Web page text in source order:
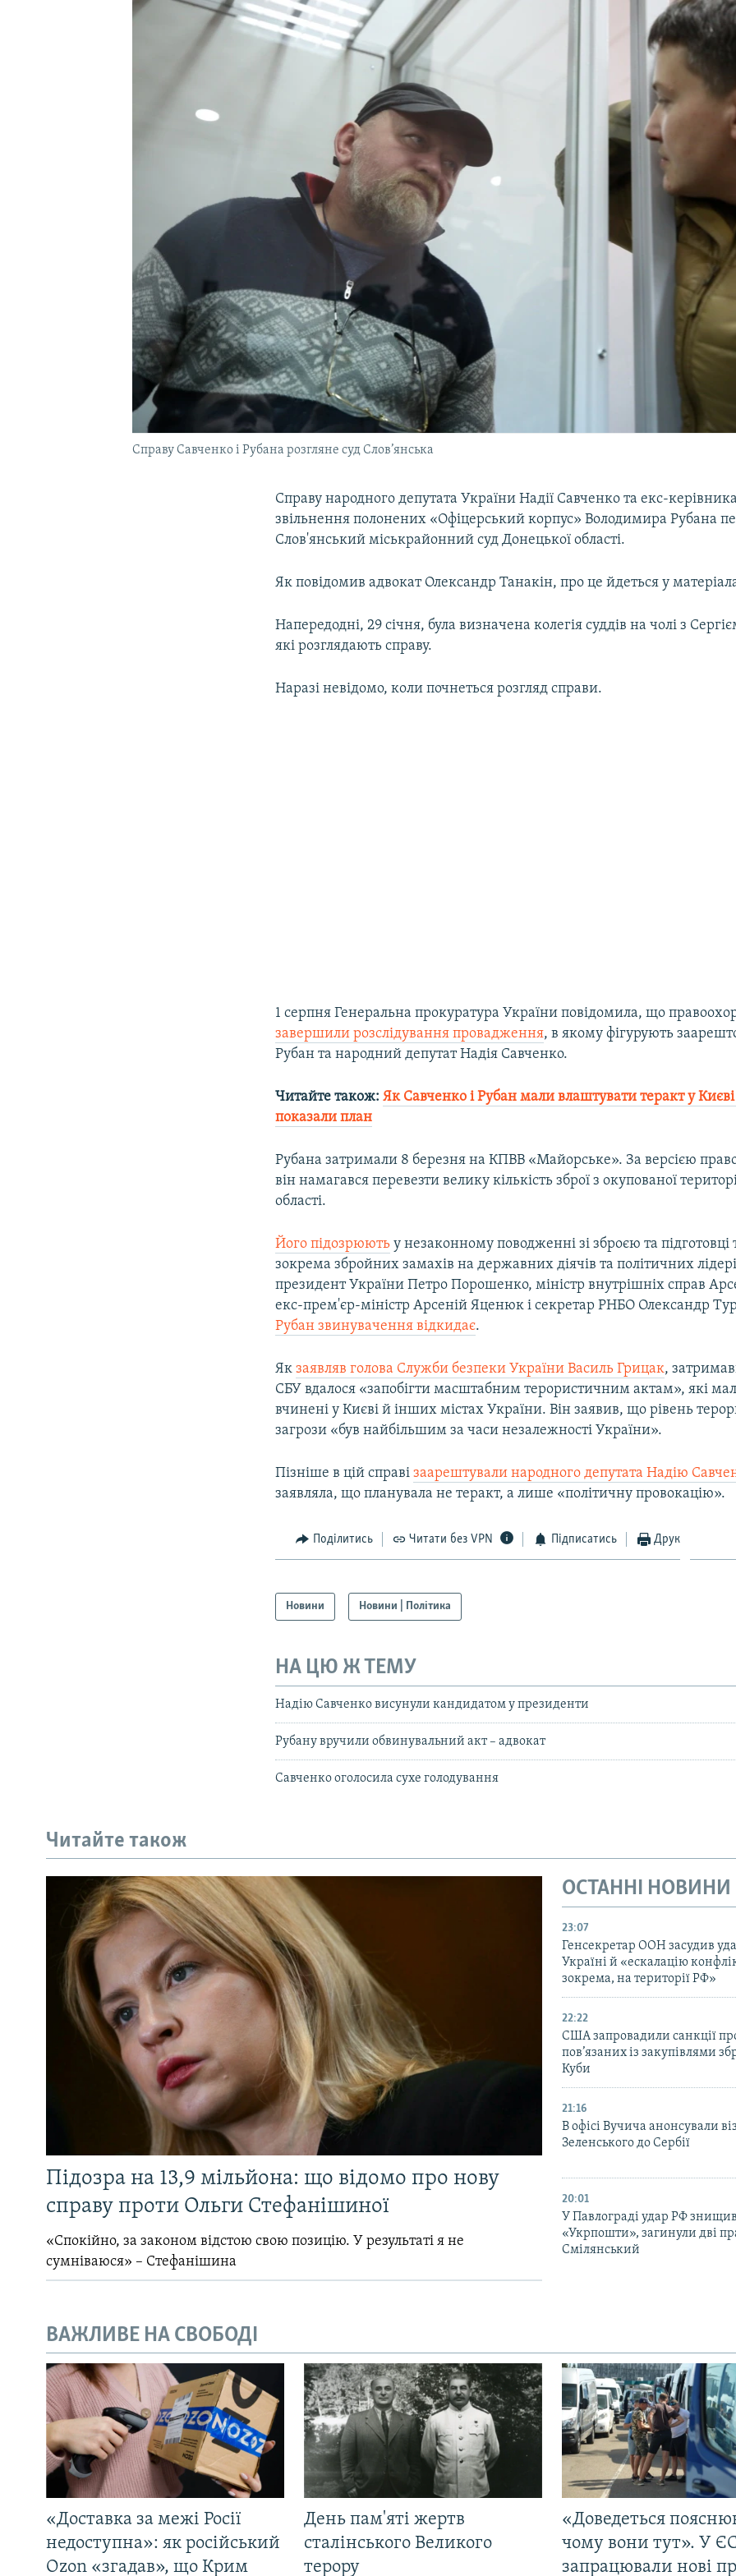
Справу Савченко і Рубана розгляне суд Слов’янська
Справу народного депутата України Надії Савченко та екс-
звільнення полонених «Офіцерський корпус» Володимира Рубана
Слов'янський міськрайонний суд Донецької області.
Як повідомив адвокат Олександр Танакін, про це йдеться у
Напередодні, 29 січня, була визначена колегія суддів на чолі з
які розглядають справу.
Наразі невідомо, коли почнеться розгляд справи.
1 серпня Генеральна прокуратура України повідомила, що
завершили розслідування провадження, в якому фігурують
Рубан та народний депутат Надія Савченко.
Читайте також: Як Савченко і Рубан мали влаштувати теракт у
показали план
Рубана затримали 8 березня на КПВВ «Майорське». За версією
він намагався перевезти велику кількість зброї з окупованої
області.
Його підозрюють у незаконному поводженні зі зброєю та підготовці
зокрема збройних замахів на державних діячів та політичних
президент України Петро Порошенко, міністр внутрішніх справ
екс-прем'єр-міністр Арсеній Яценюк і секретар РНБО Олександр
Рубан звинувачення відкидає.
Якзаявляв голова Служби безпеки України Василь Грицак,
СБУ вдалося «запобігти масштабним терористичним актам», які
вчинені у Києві й інших містах України. Він заявив, що рівень
загрози «був найбільшим за часи незалежності України».
Пізніше в цій справізаарештували народного депутата Надію
заявляла, що планувала не теракт, а лише «політичну провокацію».
Поділитись Читати без VPN Підписатись Друк
Новини Новини | Політика
НА ЦЮ Ж ТЕМУ
Надію Савченко висунули кандидатом у президенти
Рубану вручили обвинувальний акт – адвокат
Савченко оголосила сухе голодування
Читайте також
Підозра на 13,9 мільйона: що відомо про нову
справу проти Ольги Стефанішиної
«Спокійно, за законом відстою свою позицію. У результаті я не
сумніваюся» – Стефанішина
ОСТАННІ НОВИНИ
23:07
Генсекретар ООН засудив
Україні й «ескалацію
зокрема, на території РФ»
22:22
США запровадили санкції
пов’язаних із закупівлями
Куби
21:16
В офісі Вучича анонсували
Зеленського до Сербії
20:01
У Павлограді удар РФ
«Укрпошти», загинули дві
Смілянський
ВАЖЛИВЕ НА СВОБОДІ
«Доставка за межі Росії
недоступна»: як російський
Ozon «згадав», що Крим
День пам'яті жертв
сталінського Великого
терору
«Доведеться
чому вони тут». У
запрацювали нові